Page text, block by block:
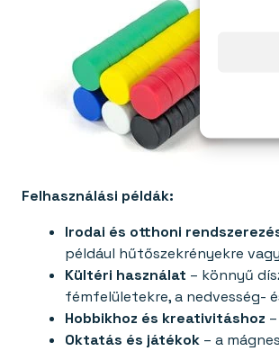
Felhasználási példák:
Irodai és otthoni
például hűtőszekrényekre
Kültéri használat – könnyű
fémfelületekre, a nedvesség-
Hobbikhoz és kreativitáshoz
Oktatás és játékok – a